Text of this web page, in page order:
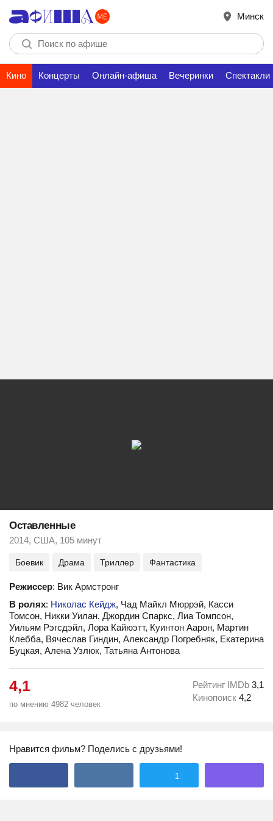
Минск
Кино Концерты Онлайн-афиша Вечеринки Спектакли
Оставленные
2014, США, 105 минут
Боевик Драма Триллер Фантастика
Режиссер: Вик Армстронг
В ролях: Николас Кейдж, Чад Майкл Мюррэй, Касси
Томсон, Никки Уилан, Джордин Спаркс, Лиа Томпсон,
Уильям Рэгсдэйл, Лора Кайюэтт, Куинтон Аарон, Мартин
Клебба, Вячеслав Гиндин, Александр Погребняк, Екатерина
Буцкая, Алена Узлюк, Татьяна Антонова
4,1
по мнению 4982 человек
Рейтинг IMDb 3,1
Кинопоиск 4,2
Нравится фильм? Поделись с друзьями!
1